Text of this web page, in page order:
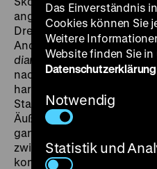
angehörte. Der gerade
Drehbuch gemeinsam mit
Andrzejewski, der schon
diamentgeliefert hatte. Im
nach Orientierung
harmlos wirkenden Flirt mit
Stadtrand beginnt, sich
Äußerlich passiert nicht viel
ganz vom
zwischenmenschlichen
kommt dem Jazz eine
Das Einverständnis
Cookies können Sie
Weitere
Website finden Sie in
Datenschutzerklärung
Notwendig
Statistik und